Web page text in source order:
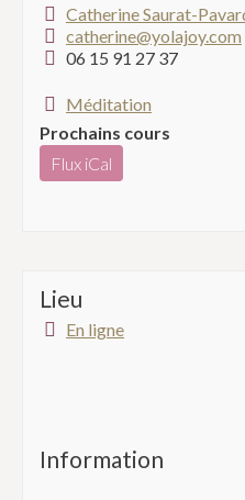
Catherine Saurat-
catherine@yolajoy.com
06 15 91 27 37
Méditation
Prochains cours
Flux iCal
Lieu
En ligne
Information